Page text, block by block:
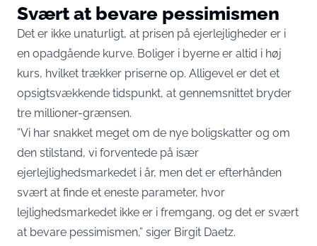
Svært at bevare pessimismen
Det er ikke unaturligt, at prisen på ejerlejligheder er i
en opadgående kurve. Boliger i byerne er altid i høj
kurs, hvilket trækker priserne op. Alligevel er det et
opsigtsvækkende tidspunkt, at gennemsnittet bryder
tre millioner-grænsen.
”Vi har snakket meget om de nye boligskatter og om
den stilstand, vi forventede på især
ejerlejlighedsmarkedet i år, men det er efterhånden
svært at finde et eneste parameter, hvor
lejlighedsmarkedet ikke er i fremgang, og det er svært
at bevare pessimismen,” siger Birgit Daetz.